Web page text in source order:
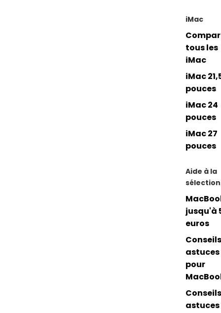
iMac
tous les
iMac
iMac
pouces
iMac 24
pouces
iMac 27
pouces
Aide à la
sélection
jusqu'à
euros
astuces
pour
astuces